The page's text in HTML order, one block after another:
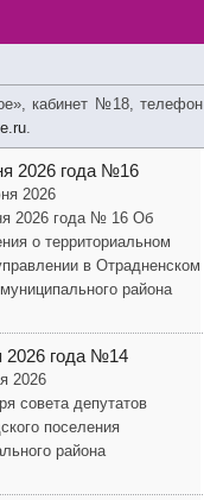
кабинет №18, телефон
.
2026 года №16
2026
2026 года № 16 Об
о территориальном
в Отрадненском
района
2026 года №14
2026
совета депутатов
поселения
района